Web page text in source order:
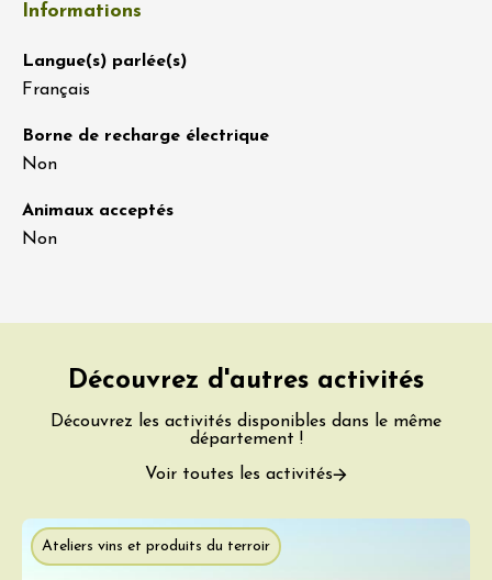
Informations
Langue(s) parlée(s)
Français
Borne de recharge électrique
Non
Animaux acceptés
Non
Découvrez d'autres activités
Découvrez les activités disponibles dans le même
département !
Voir toutes les activités
Ateliers vins et produits du terroir